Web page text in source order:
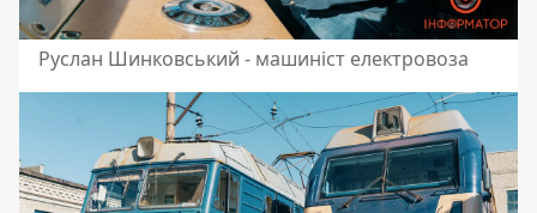
Руслан Шинковський - машиніст електровоза